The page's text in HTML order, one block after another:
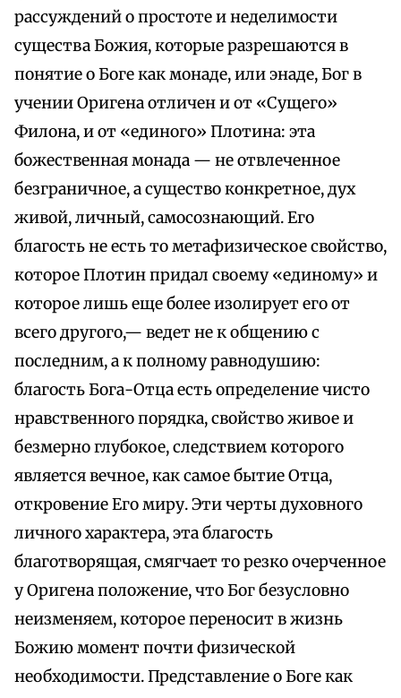
рассуждений о простоте и неделимости
существа Божия, которые разрешаются в
понятие о Боге как монаде, или энаде, Бог в
учении Оригена отличен и от «Сущего»
Филона, и от «единого» Плотина: эта
божественная монада — не отвлеченное
безграничное, а существо конкретное, дух
живой, личный, самосознающий. Его
благость не есть то метафизическое свойство,
которое Плотин придал своему «единому» и
которое лишь еще более изолирует его от
всего другого,— ведет не к общению с
последним, а к полному равнодушию:
благость Бога-Отца есть определение чисто
нравственного порядка, свойство живое и
безмерно глубокое, следствием которого
является вечное, как самое бытие Отца,
откровение Его миру. Эти черты духовного
личного характера, эта благость
благотворящая, смягчает то резко очерченное
у Оригена положение, что Бог безусловно
неизменяем, которое переносит в жизнь
Божию момент почти физической
необходимости. Представление о Боге как